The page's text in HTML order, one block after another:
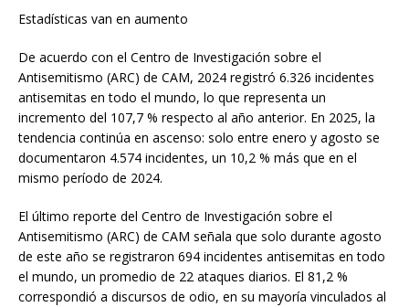
Estadísticas van en aumento
De acuerdo con el Centro de Investigación sobre el
Antisemitismo (ARC) de CAM, 2024 registró 6.326 incidentes
antisemitas en todo el mundo, lo que representa un
incremento del 107,7 % respecto al año anterior. En 2025, la
tendencia continúa en ascenso: solo entre enero y agosto se
documentaron 4.574 incidentes, un 10,2 % más que en el
mismo período de 2024.
El último reporte del Centro de Investigación sobre el
Antisemitismo (ARC) de CAM señala que solo durante agosto
de este año se registraron 694 incidentes antisemitas en todo
el mundo, un promedio de 22 ataques diarios. El 81,2 %
correspondió a discursos de odio, en su mayoría vinculados al